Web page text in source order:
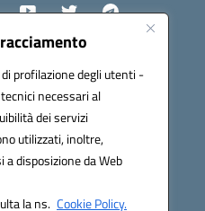
profilazione degli utenti -
necessari al
dei servizi
utilizzati, inoltre,
disposizione da Web
la ns. Cookie Policy.